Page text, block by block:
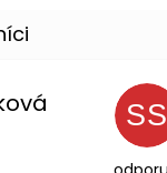
5 z 5 hviezdičiek.
SS